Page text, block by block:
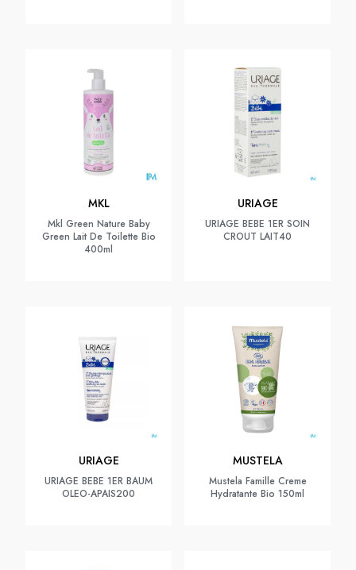
MKL
Mkl Green Nature Baby
Green Lait De Toilette Bio
400ml
URIAGE
URIAGE BEBE 1ER SOIN
CROUT LAIT40
URIAGE
URIAGE BEBE 1ER BAUM
OLEO-APAIS200
MUSTELA
Mustela Famille Creme
Hydratante Bio 150ml